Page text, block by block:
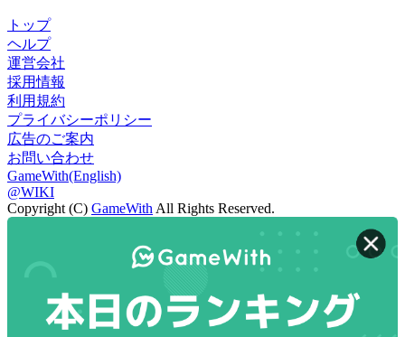
トップ
ヘルプ
運営会社
採用情報
利用規約
プライバシーポリシー
広告のご案内
お問い合わせ
GameWith(English)
@WIKI
Copyright (C) GameWith All Rights Reserved.